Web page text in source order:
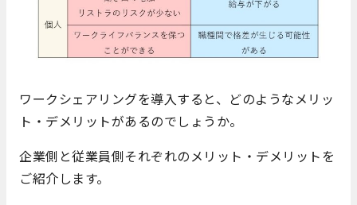
ワークシェアリングを導入すると、どのようなメリッ
ト・デメリットがあるのでしょうか。
企業側と従業員側それぞれのメリット・デメリットを
ご紹介します。